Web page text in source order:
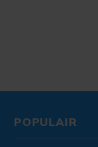
POPULAIR